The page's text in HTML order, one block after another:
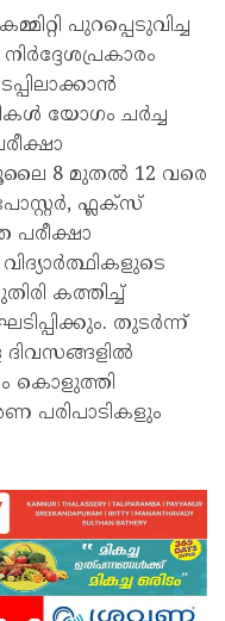
പുറപ്പെടുവിച്ച
യോഗം ചർച്ച
8 മുതൽ 12 വരെ
ഫ്ലക്സ്
കത്തിച്ച്
തുടർന്ന്
കൊളുത്തി
പരിപാടികളും